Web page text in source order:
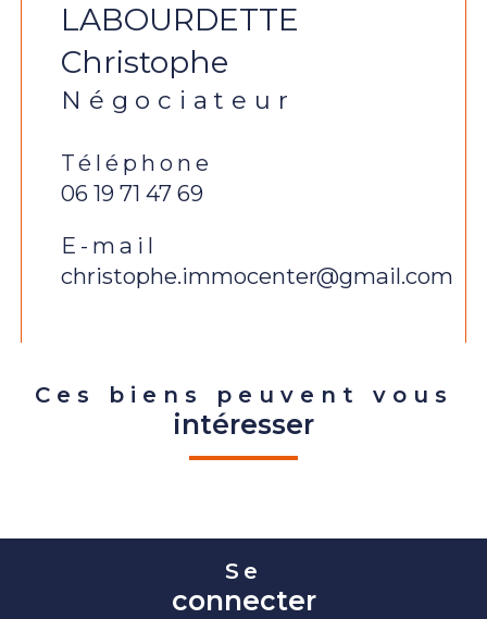
LABOURDETTE
Christophe
Négociateur
Téléphone
06 19 71 47 69
E-mail
christophe.immocenter@gmail.com
Ces biens peuvent vous
intéresser
Se
connecter